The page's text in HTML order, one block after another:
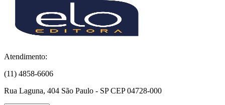
Atendimento:
(11) 4858-6606
Rua Laguna, 404 São Paulo - SP CEP 04728-000